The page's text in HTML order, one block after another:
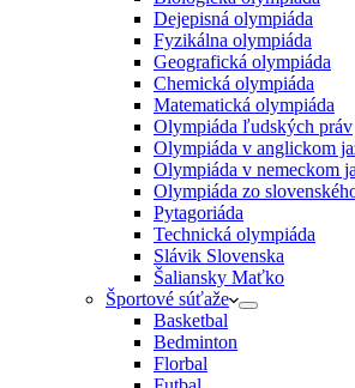
Dejepisná olympiáda
Fyzikálna olympiáda
Geografická olympiáda
Chemická olympiáda
Matematická olympiáda
Olympiáda ľudských práv
Olympiáda v anglickom
Olympiáda v nemeckom
Olympiáda zo
Pytagoriáda
Technická olympiáda
Slávik Slovenska
Šaliansky Maťko
Športové súťaže
Basketbal
Bedminton
Florbal